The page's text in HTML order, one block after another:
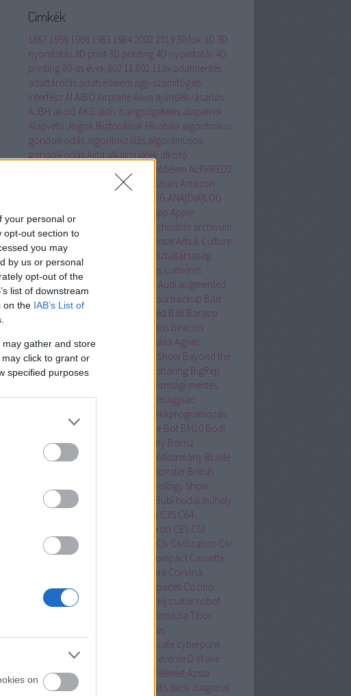
your personal or
opt-out section to
you may
by us or personal
opt-out of the
list of downstream
on the IAB’s List of
gather and store
click to grant or
specified purposes
on
Címkék
1867 1959 1966 1983 1984 2002 201930 fok 3D 3D
nyomtatás3D print3D printing 4D nyomtatás 4D
printing80-as évek 802.11 802.11ax adatmentés
adattárolás adatvédelem agy-számítógép
interfész AI AIBO AirplaneAiwa ajándékvásárlás
AJBH akció AKG aktív hangszigetelés alapelvek
Alapvető Jogok Biztosának Hivatala algoritmikus
gondolkodás algoritmizálás algoritmusos
gondolkodásAlita alkalmi játék alkotó
állatvédelem ALPHRED2
Alternatív Közgazdasági Gimnázium Amazon
ANADIALOG ANA[DIA]LOG
Andrássy út app Apple
Macintoshapplikáció archiválás archívum
Archonarculat artificial intelligenceArts & Culture
Art SelfieASEAN
asztaltársaság
aszteroida bányászat
Atelier des Lumières
áthallás átlagolás Audi augmented
reality automatizálás Ázsia backup Bad
Sector bakancslista Balatonfüred Bali Baracsi
Bauhaus beacon
beállításBeersonic
Békési Fruzsina Ágnes
bekövet Bernibeszédértés Bett Show Beyond the
HumanBe Social bicycle sharing BigRep
biztonsági mentés
Biztonságos Internet Nap
biztonságpiac
blokkprogramozás
Blown Away Guy
Blue Bot BM10 Bódi
Zoltánbója bölcsészettudomány Borisz
Paszternek
Boston Dynamics botkormány Braille
bridge monster British
Educational Training and Technology Show
Bruno Mars
Bubi budai műhely
bűvös kocka C3S C64
Celeron CES CGI
Chiang Mai
Christian Kroll Civ Civilization Civ
Clubhouse
Compact Cassette
Core Corvina
Corvinus Egyetem
coworking spaces Cozmo
CPU
crowdfounding Csajkovszkij csatár robot
Csizmazia Tibor
csomagküldés
cybercafe cyberpunk
cybersecurity
Czinege Levente D-Wave
deconstruction
Délkelet-Ázsia
Dennis Hong
diagonális deck diagonal